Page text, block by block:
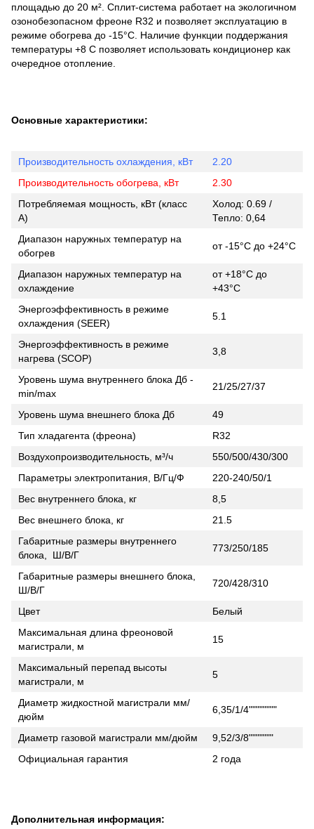
площадью до 20 м². Сплит-система работает на экологичном
озонобезопасном фреоне R32 и позволяет эксплуатацию в
режиме обогрева до -15°С. Наличие функции поддержания
температуры +8 С позволяет использовать кондиционер как
очередное отопление.
Основные характеристики:
Производительность охлаждения, кВт
2.20
Производительность обогрева, кВт
2.30
Потребляемая мощность, кВт (класс
А)
Холод: 0.69 /
Тепло: 0,64
Диапазон наружных температур на
обогрев
от -15°С до +24°С
Диапазон наружных температур на
охлаждение
от +18°С до
+43°С
Энергоэффективность в режиме
охлаждения (SEER)
5.1
Энергоэффективность в режиме
нагрева (SCOP)
3,8
Уровень шума внутреннего блока Дб -
min/max
21/25/27/37
Уровень шума внешнего блока Дб
49
Тип хладагента (фреона)
R32
Воздухопроизводительность, м³/ч
550/500/430/300
Параметры электропитания, В/Гц/Ф
220-240/50/1
Вес внутреннего блока, кг
8,5
Вес внешнего блока, кг
21.5
Габаритные размеры внутреннего
блока, Ш/В/Г
773/250/185
Габаритные размеры внешнего блока,
Ш/В/Г
720/428/310
Цвет
Белый
Максимальная длина фреоновой
магистрали, м
15
Максимальный перепад высоты
магистрали, м
5
Диаметр жидкостной магистрали мм/
дюйм
6,35/1/4""""""""
Диаметр газовой магистрали мм/дюйм
9,52/3/8"""""""
Официальная гарантия
2 года
Дополнительная информация: